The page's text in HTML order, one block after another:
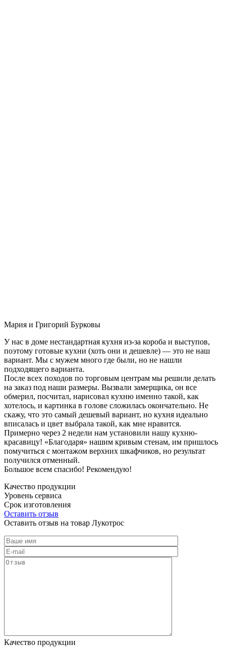
Мария и Григорий Бурковы
У нас в доме нестандартная кухня из-за короба и выступов,
поэтому готовые кухни (хоть они и дешевле) — это не наш
вариант. Мы с мужем много где были, но не нашли
подходящего варианта.
После всех походов по торговым центрам мы решили делать
на заказ под наши размеры. Вызвали замерщика, он все
обмерил, посчитал, нарисовал кухню именно такой, как
хотелось, и картинка в голове сложилась окончательно. Не
скажу, что это самый дешевый вариант, но кухня идеально
вписалась и цвет выбрала такой, как мне нравится.
Примерно через 2 недели нам установили нашу кухню-
красавицу! «Благодаря» нашим кривым стенам, им пришлось
помучиться с монтажом верхних шкафчиков, но результат
получился отменный.
Большое всем спасибо! Рекомендую!
Качество продукции
Уровень сервиса
Срок изготовления
Оставить отзыв
Оставить отзыв на товар Лукотрос
Качество продукции